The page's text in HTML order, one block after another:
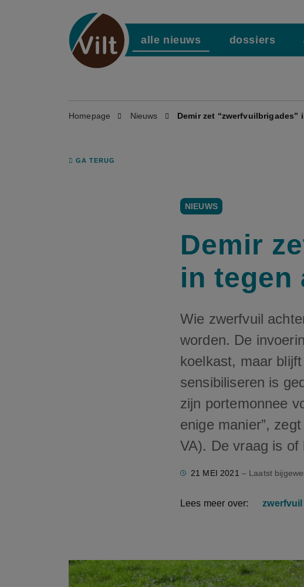
alle nieuws dossiers
Homepage Nieuws Demir zet “zwerfvuilbrigades”
GA TERUG
NIEUWS
Demir
in tegen
Wie zwerfvuil
worden. De
koelkast, maar
sensibiliseren is
zijn portemonnee
enige manier”,
VA). De vraag is of
21 MEI 2021 – Laatst
Lees meer over: zwerfvuil